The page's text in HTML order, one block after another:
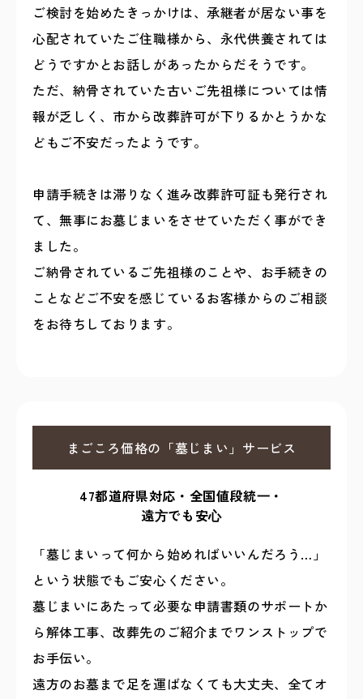
ご検討を始めたきっかけは、承継者が居ない事を
心配されていたご住職様から、永代供養されては
どうですかとお話しがあったからだそうです。
ただ、納骨されていた古いご先祖様については情
報が乏しく、市から改葬許可が下りるかとうかな
どもご不安だったようです。
申請手続きは滞りなく進み改葬許可証も発行され
て、無事にお墓じまいをさせていただく事ができ
ました。
ご納骨されているご先祖様のことや、お手続きの
ことなどご不安を感じているお客様からのご相談
をお待ちしております。
まごころ価格の「墓じまい」サービス
47都道府県対応・全国値段統⼀・
遠⽅でも安⼼
「墓じまいって何から始めればいいんだろう…」
という状態でもご安心ください。
墓じまいにあたって必要な申請書類のサポートか
ら解体工事、改葬先のご紹介までワンストップで
お手伝い。
遠方のお墓まで足を運ばなくても大丈夫、全てオ